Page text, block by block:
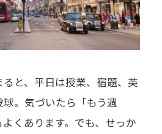
と、平日は授業、宿題、英
。気づいたら「もう週
くあります。でも、せっか